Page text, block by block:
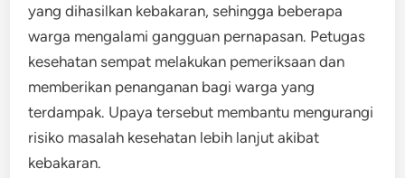
yang dihasilkan kebakaran, sehingga beberapa
warga mengalami gangguan pernapasan. Petugas
kesehatan sempat melakukan pemeriksaan dan
memberikan penanganan bagi warga yang
terdampak. Upaya tersebut membantu mengurangi
risiko masalah kesehatan lebih lanjut akibat
kebakaran.